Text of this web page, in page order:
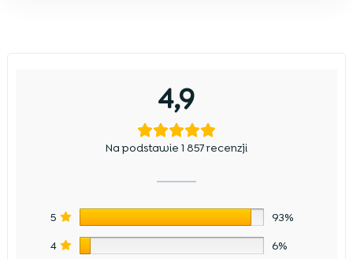
4,9
Na podstawie 1 857 recenzji
5 93%
4 6%